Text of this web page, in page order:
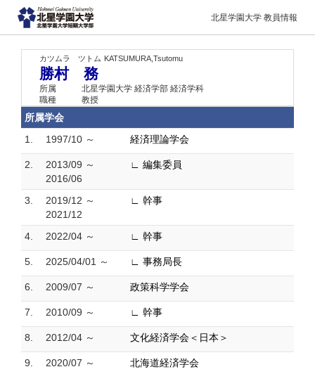
北星学園大学 教員情報
カツムラ ツトム KATSUMURA,Tsutomu
勝村 務
所属
北星学園大学 経済学部 経済学科
職種
教授
所属学会
1.
1997/10 ～ 経済理論学会
2.
2013/09 ～
2016/06
∟ 編集委員
3.
2019/12 ～
2021/12
∟ 幹事
4. 2022/04 ～ ∟ 幹事
5. 2025/04/01 ～ ∟ 事務局長
6. 2009/07 ～ 政策科学学会
7. 2010/09 ～ ∟ 幹事
8. 2012/04 ～ 文化経済学会＜日本＞
9. 2020/07 ～ 北海道経済学会